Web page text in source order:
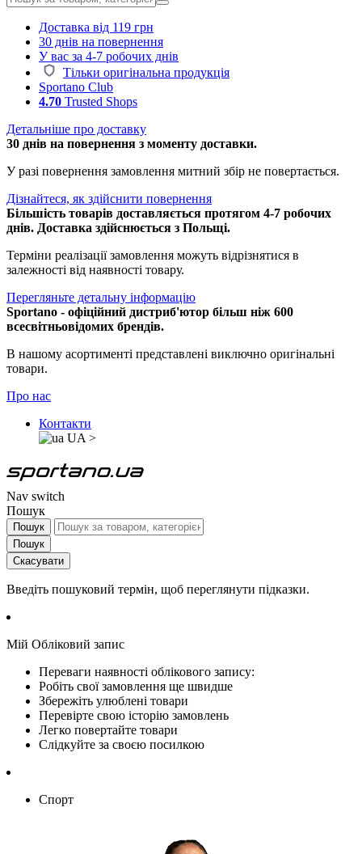
Доставка від 119 грн
30 днів на повернення
У вас за 4-7 робочих днів
Тільки оригінальна продукція
Sportano Club
4.70 Trusted Shops
Детальніше про доставку
30 днів на повернення з моменту доставки.
У разі повернення замовлення митний збір не повертається.
Дізнайтеся, як здійснити повернення
Більшість товарів доставляється протягом 4-7 робочих
днів. Доставка здійснюється з Польщі.
Терміни реалізації замовлення можуть відрізнятися в
залежності від наявності товару.
Перегляньте детальну інформацію
Sportano - офіційний дистриб'ютор більш ніж 600
всесвітньовідомих брендів.
В нашому асортименті представлені виключно оригінальні
товари.
Про нас
Контакти
UA >
Nav switch
Пошук
Пошук
Пошук
Скасувати
Введіть пошуковий термін, щоб переглянути підказки.
Мій Обліковий запис
Переваги наявності облікового запису:
Робіть свої замовлення ще швидше
Збережіть улюблені товари
Перевірте свою історію замовлень
Легко повертайте товари
Слідкуйте за своєю посилкою
Спорт